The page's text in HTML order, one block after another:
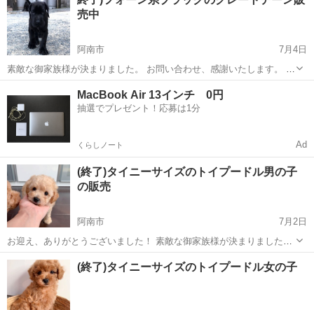
売中
阿南市
7月4日
素敵な御家族様が決まりました。 お問い合わせ、感謝いたします。 ご
覧いただきありがとうございます。 フォーン系ブラックのグレートデ
ーン仔犬の御家族様を募集致します。アメリカタイプのグレートデー
ンになります。 ご興味が御座...
MacBook Air 13インチ 0円
抽選でプレゼント！応募は1分
くらしノート Ad
(終了)タイニーサイズのトイプードル男の子
の販売
阿南市
7月2日
お迎え、ありがとうございました！ 素敵な御家族様が決まりました。
ご覧いただきありがとうございます。 タイニーサイズのトイプードル
男の子を販売致します。 健康診断実施済で異常はありませんでした。
興味が御座いましたらご連...
徳島 阿南市 ペットショップ
(終了)タイニーサイズのトイプードル女の子